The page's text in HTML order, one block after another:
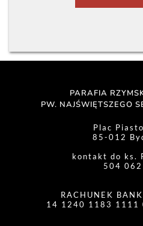
PARAFIA
PW. NAJŚWIĘTSZEGO
Plac
85-012
kontakt do ks.
504
RACHUNEK
14 1240 1183 1111